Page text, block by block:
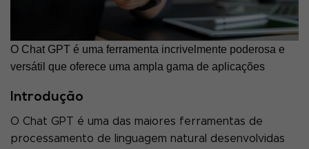
O Chat GPT é uma ferramenta incrivelmente poderosa e
versátil que oferece uma ampla gama de aplicações
Introdução
O Chat GPT é uma das maiores ferramentas de
processamento de linguagem natural desenvolvidas